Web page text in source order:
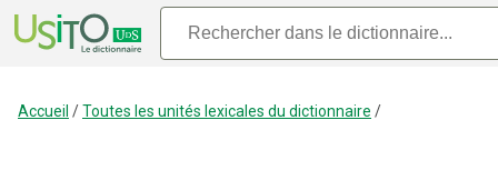
Accueil /Toutes les unités lexicales du dictionnaire /